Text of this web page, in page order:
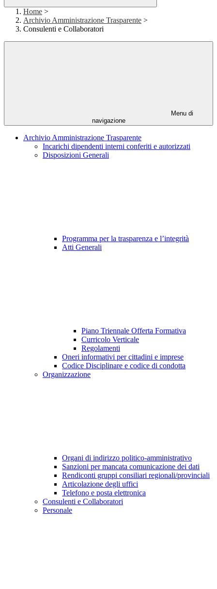
Home >
Archivio Amministrazione Trasparente >
Consulenti e Collaboratori
Menu di
navigazione
Archivio Amministrazione Trasparente
Incarichi dipendenti interni conferiti e autorizzati
Disposizioni Generali
Programma per la trasparenza e l’integrità
Atti Generali
Piano Triennale Offerta Formativa
Curricolo Verticale
Regolamenti
Oneri informativi per cittadini e imprese
Codice Disciplinare e codice di condotta
Organizzazione
Organi di indirizzo politico-amministrativo
Sanzioni per mancata comunicazione dei dati
Rendiconti gruppi consiliari regionali/provinciali
Articolazione degli uffici
Telefono e posta elettronica
Consulenti e Collaboratori
Personale